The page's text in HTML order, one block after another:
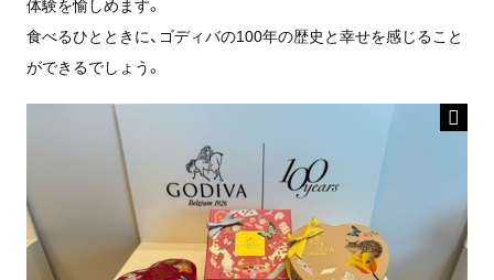
体験を愉しめます。
食べるひとときに、ゴディバの100年の歴史と幸せを感じること
ができるでしょう。